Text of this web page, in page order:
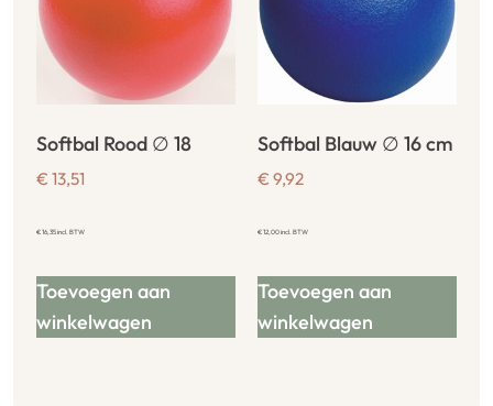
Softbal Rood ∅ 18
€ 13,51
€16,35incl. BTW
Toevoegen aan
winkelwagen
Softbal Blauw ∅ 16 cm
€ 9,92
€12,00incl. BTW
Toevoegen aan
winkelwagen